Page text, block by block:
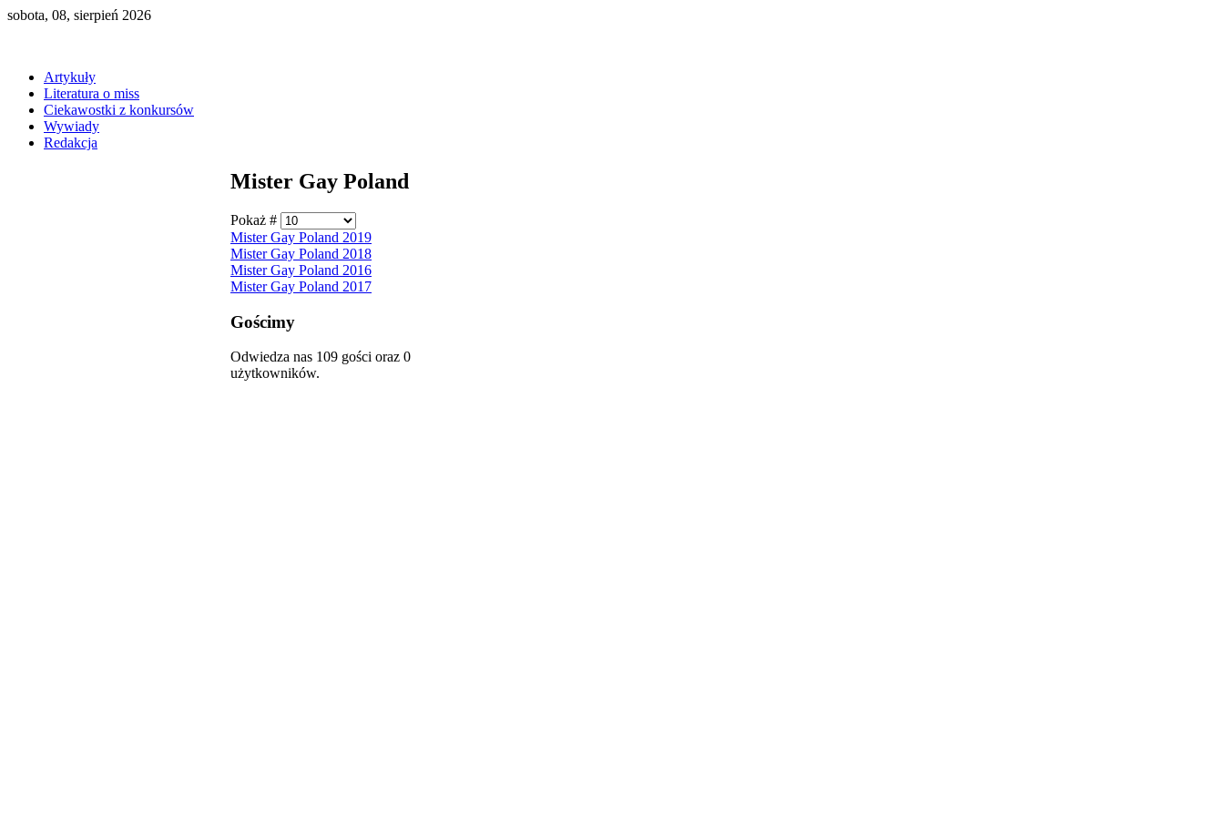
sobota, 08, sierpień 2026
Artykuły
Literatura o miss
Ciekawostki z konkursów
Wywiady
Redakcja
Mister Gay Poland
Pokaż #
Mister Gay Poland 2019
Mister Gay Poland 2018
Mister Gay Poland 2016
Mister Gay Poland 2017
Gościmy
Odwiedza nas 109 gości oraz 0
użytkowników.